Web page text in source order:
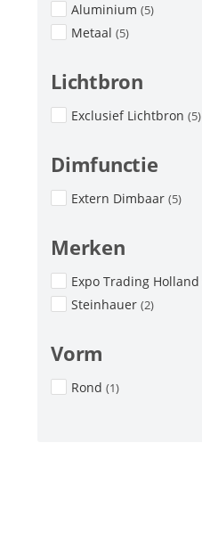
Aluminium (5)
Metaal (5)
Lichtbron
Exclusief Lichtbron (5)
Dimfunctie
Extern Dimbaar (5)
Merken
Expo Trading Holland
Steinhauer (2)
Vorm
Rond (1)